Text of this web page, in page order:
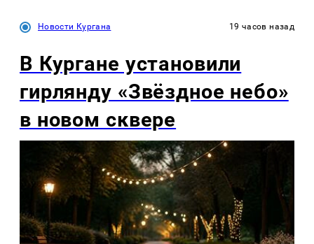
Новости Кургана 19 часов назад
В Кургане установили
гирлянду «Звёздное небо»
в новом сквере